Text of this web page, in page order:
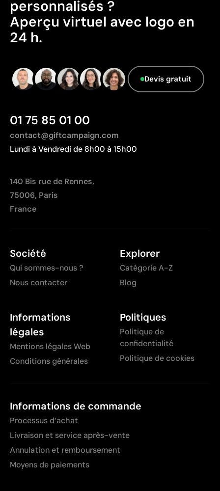
personnalisés ?
Aperçu virtuel avec logo en
24 h.
Devis gratuit
01 75 85 01 00
contact@giftcampaign.com
Lundi à Vendredi de 8h00 à 15h00
140 Bis rue de Rennes,
75006, Paris
France
Société
Qui sommes-nous ?
Nous contacter
Explorer
Catégorie A-Z
Blog
Informations
légales
Mentions légales Web
Conditions générales
Politiques
Politique de
confidentialité
Politique de cookies
Informations de commande
Processus d’achat
Livraison et service après-vente
Annulation et remboursement
Moyens de paiements